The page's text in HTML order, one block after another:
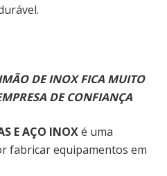
DE INOX FICA MUITO
DE CONFIANÇA
E AÇO INOXé uma
fabricar equipamentos em